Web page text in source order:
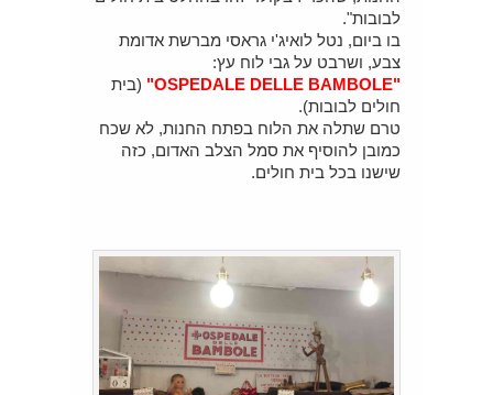
לבובות".
בו ביום, נטל לואיג'י גראסי מברשת אדומת
צבע, ושרבט על גבי לוח עץ:
"OSPEDALE DELLE BAMBOLE"
(בית
חולים לבובות).
טרם שתלה את הלוח בפתח החנות, לא שכח
כמובן להוסיף את סמל הצלב האדום, כזה
שישנו בכל בית חולים.